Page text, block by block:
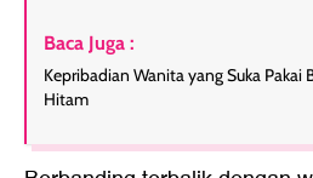
Baca Juga :
Kepribadian Wanita yang Suka Pakai
Hitam